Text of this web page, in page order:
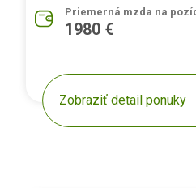
Priemerná mzda na
1980 €
Zobraziť detail ponuky